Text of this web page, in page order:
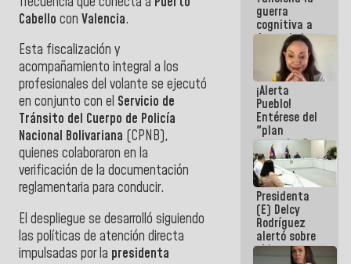
Cabello con Valencia.
Esta fiscalización y
acompañamiento integral a los
profesionales del volante se ejecutó
en conjunto con el Servicio de
Tránsito del Cuerpo de Policía
Nacional Bolivariana (CPNB),
quienes colaboraron en la
verificación de la documentación
reglamentaria para conducir.
El despliegue se desarrolló siguiendo
las políticas de atención directa
impulsadas por la presidenta
Nacional
guerra
cognitiva a
favor de la
narrativa
hegemónica?
(1)
¡Alerta
Pueblo!
Entérese del
"plan
enjambre"
de La Sayo
para
sabotear el
diálogo y
promover el
caos
Presidenta
(E) Delcy
Rodríguez
alertó sobre
el impacto